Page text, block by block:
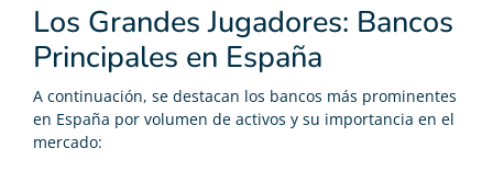
Los Grandes Jugadores: Bancos
Principales en España
A continuación, se destacan los bancos más prominentes
en España por volumen de activos y su importancia en el
mercado: